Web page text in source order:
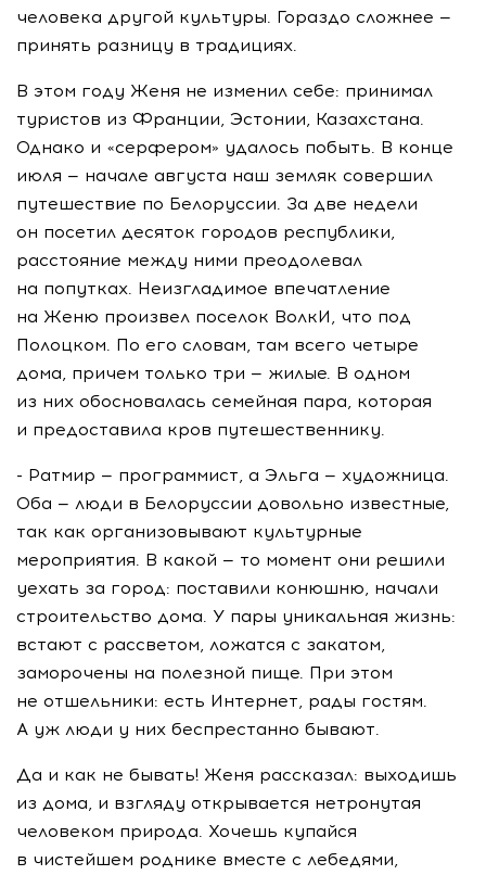
человека другой культуры. Гораздо сложнее —
принять разницу в традициях.
В этом году Женя не изменил себе: принимал
туристов из Франции, Эстонии, Казахстана.
Однако и «серфером» удалось побыть. В конце
июля — начале августа наш земляк совершил
путешествие по Белоруссии. За две недели
он посетил десяток городов республики,
расстояние между ними преодолевал
на попутках. Неизгладимое впечатление
на Женю произвел поселок ВолкИ, что под
Полоцком. По его словам, там всего четыре
дома, причем только три — жилые. В одном
из них обосновалась семейная пара, которая
и предоставила кров путешественнику.
- Ратмир — программист, а Эльга — художница.
Оба — люди в Белоруссии довольно известные,
так как организовывают культурные
мероприятия. В какой — то момент они решили
уехать за город: поставили конюшню, начали
строительство дома. У пары уникальная жизнь:
встают с рассветом, ложатся с закатом,
заморочены на полезной пище. При этом
не отшельники: есть Интернет, рады гостям.
А уж люди у них беспрестанно бывают.
Да и как не бывать! Женя рассказал: выходишь
из дома, и взгляду открывается нетронутая
человеком природа. Хочешь купайся
в чистейшем роднике вместе с лебедями,